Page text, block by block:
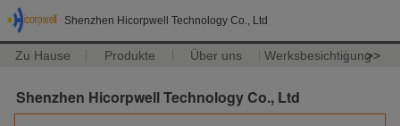
Shenzhen Hicorpwell Technology Co., Ltd
Zu Hause Produkte Über uns Werksbesichtigung>>
Shenzhen Hicorpwell Technology Co., Ltd